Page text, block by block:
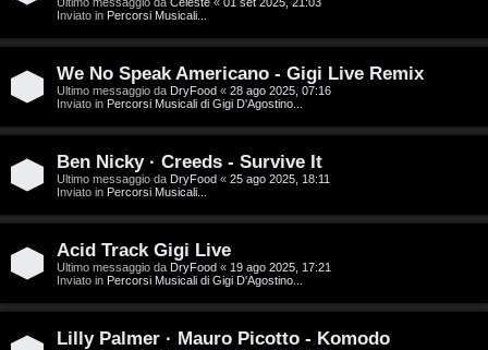
v
i
C
e
r
c
a
Inviato in Percorsi Musicali...
We No Speak Americano - Gigi Live Remix
Ultimo messaggio da DryFood « 28 ago 2025, 07:16
Inviato in Percorsi Musicali di Gigi D'Agostino...
Ben Nicky · Creeds - Survive It
Ultimo messaggio da DryFood « 25 ago 2025, 18:11
Inviato in Percorsi Musicali...
Acid Track Gigi Live
Ultimo messaggio da DryFood « 19 ago 2025, 17:21
Inviato in Percorsi Musicali di Gigi D'Agostino...
Lilly Palmer · Mauro Picotto - Komodo
a
:
C
D
/
V
i
n
i